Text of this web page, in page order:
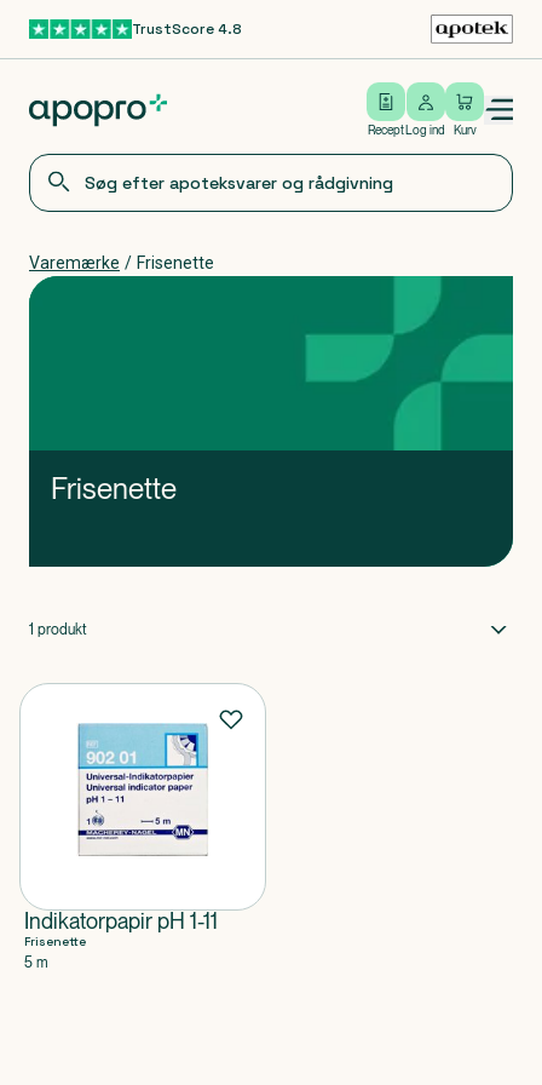
Gå til hovedindholdTrustScore 4.8
Recept
Log ind
Log ind Kurv
Open/close menu
Varemærke / Frisenette
Frisenette
1 produkt
Indikatorpapir pH 1-11
Frisenette
5 m